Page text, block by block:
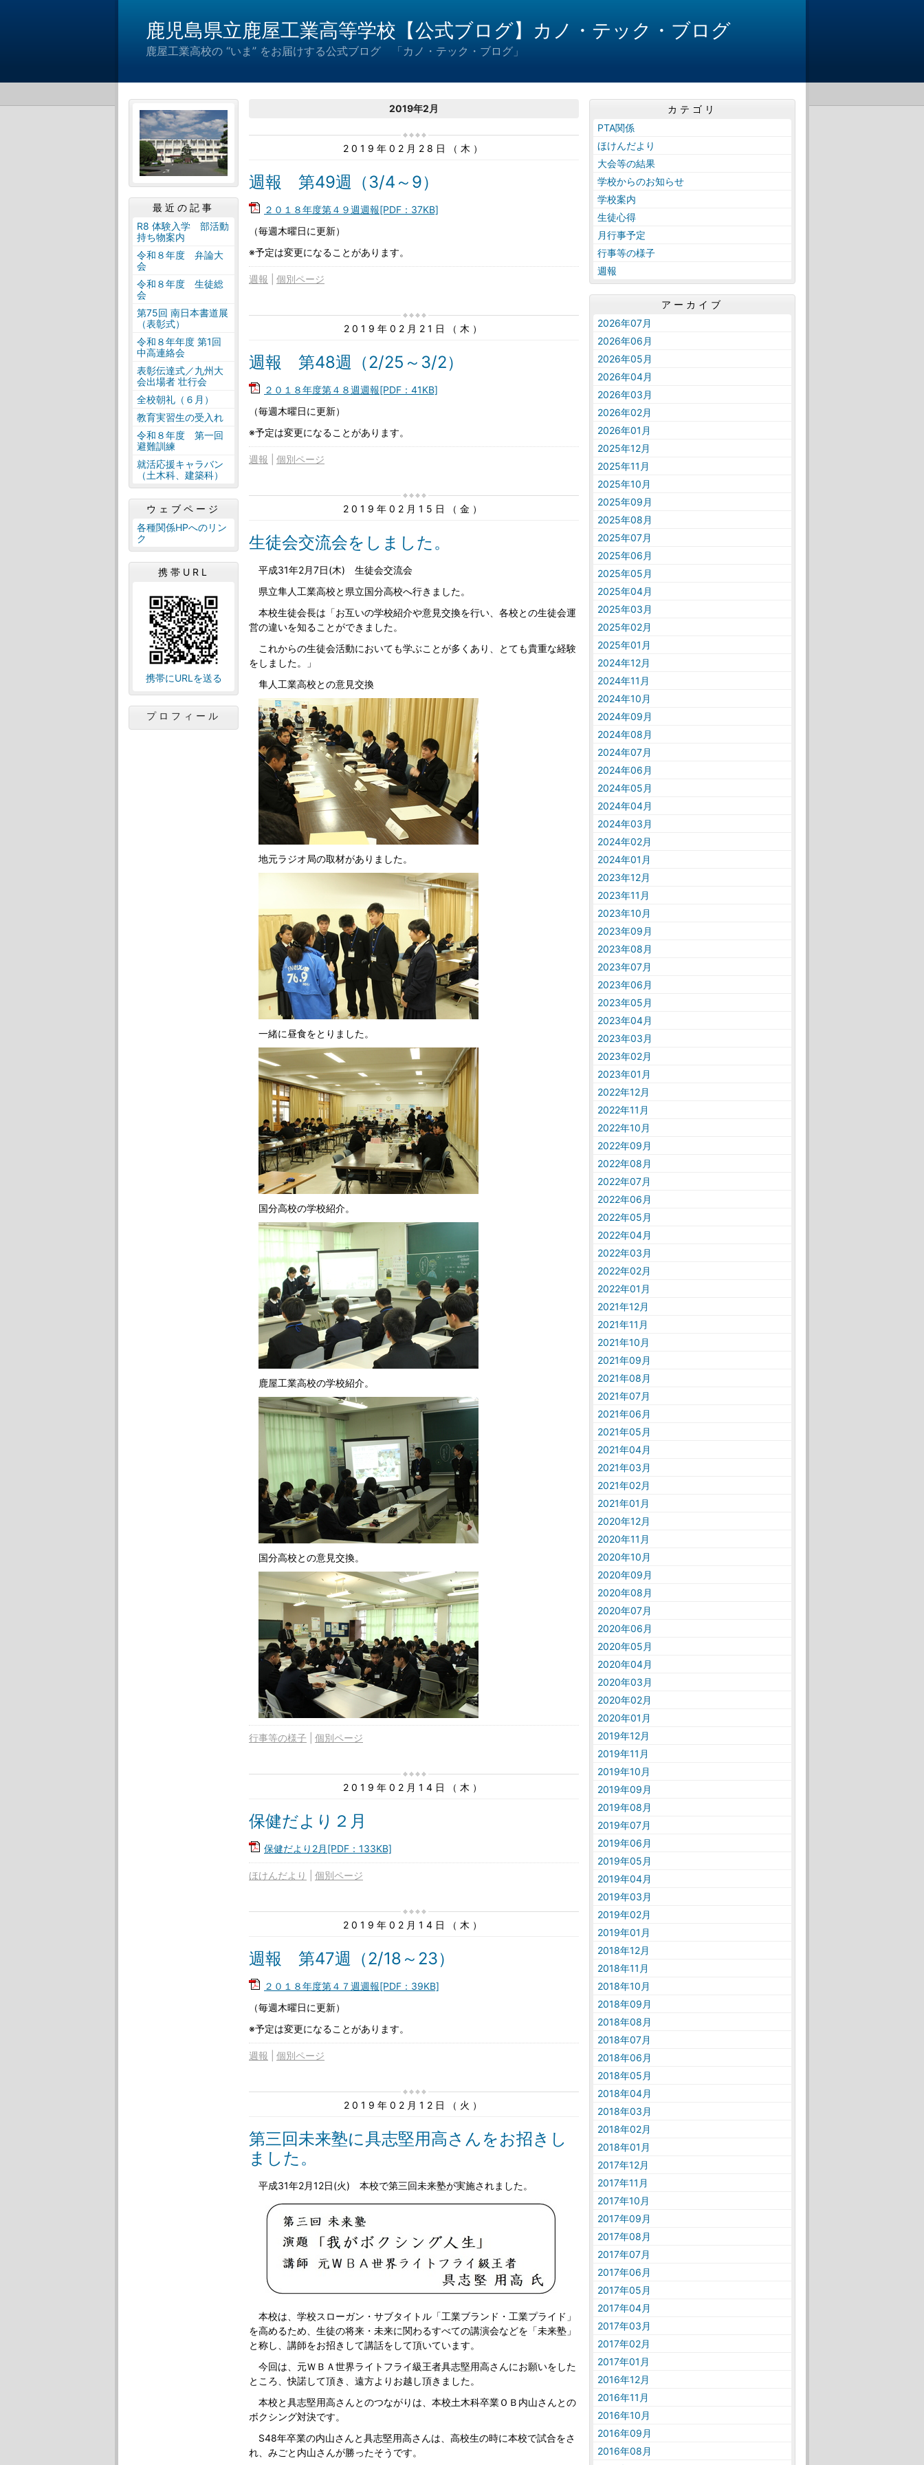
鹿児島県立鹿屋工業高等学校【公式ブログ】カノ・テック・ブログ
鹿屋工業高校の “いま” をお届けする公式ブログ 「カノ・テック・ブログ」
2019年2月
2019年02月28日（木）
週報 第49週（3/4～9）
２０１８年度第４９週週報[PDF：37KB]
（毎週木曜日に更新）
※予定は変更になることがあります。
週報 個別ページ
2019年02月21日（木）
週報 第48週（2/25～3/2）
２０１８年度第４８週週報[PDF：41KB]
（毎週木曜日に更新）
※予定は変更になることがあります。
週報 個別ページ
2019年02月15日（金）
生徒会交流会をしました。
平成31年2月7日(木) 生徒会交流会
県立隼人工業高校と県立国分高校へ行きました。
本校生徒会長は「お互いの学校紹介や意見交換を行い、各校との生徒会運
営の違いを知ることができました。
これからの生徒会活動においても学ぶことが多くあり、とても貴重な経験
をしました。」
隼人工業高校との意見交換
地元ラジオ局の取材がありました。
一緒に昼食をとりました。
国分高校の学校紹介。
鹿屋工業高校の学校紹介。
国分高校との意見交換。
行事等の様子 個別ページ
2019年02月14日（木）
保健だより２月
保健だより2月[PDF：133KB]
ほけんだより 個別ページ
2019年02月14日（木）
週報 第47週（2/18～23）
２０１８年度第４７週週報[PDF：39KB]
（毎週木曜日に更新）
※予定は変更になることがあります。
週報 個別ページ
2019年02月12日（火）
第三回未来塾に具志堅用高さんをお招きし
ました。
平成31年2月12日(火) 本校で第三回未来塾が実施されました。
本校は、学校スローガン・サブタイトル「工業ブランド・工業プライド」
を高めるため、生徒の将来・未来に関わるすべての講演会などを「未来塾」
と称し、講師をお招きして講話をして頂いています。
今回は、元ＷＢＡ世界ライトフライ級王者具志堅用高さんにお願いをした
ところ、快諾して頂き、遠方よりお越し頂きました。
本校と具志堅用高さんとのつながりは、本校土木科卒業ＯＢ内山さんとの
ボクシング対決です。
S48年卒業の内山さんと具志堅用高さんは、高校生の時に本校で試合をさ
れ、みごと内山さんが勝ったそうです。
最近の記事
R8 体験入学 部活動
持ち物案内
令和８年度 弁論大
会
令和８年度 生徒総
会
第75回 南日本書道展
（表彰式）
令和８年年度 第1回
中高連絡会
表彰伝達式／九州大
会出場者 壮行会
全校朝礼（６月）
教育実習生の受入れ
令和８年度 第一回
避難訓練
就活応援キャラバン
（土木科、建築科）
ウェブページ
各種関係HPへのリン
ク
携帯URL
携帯にURLを送る
プロフィール
カテゴリ
PTA関係
ほけんだより
大会等の結果
学校からのお知らせ
学校案内
生徒心得
月行事予定
行事等の様子
週報
アーカイブ
2026年07月
2026年06月
2026年05月
2026年04月
2026年03月
2026年02月
2026年01月
2025年12月
2025年11月
2025年10月
2025年09月
2025年08月
2025年07月
2025年06月
2025年05月
2025年04月
2025年03月
2025年02月
2025年01月
2024年12月
2024年11月
2024年10月
2024年09月
2024年08月
2024年07月
2024年06月
2024年05月
2024年04月
2024年03月
2024年02月
2024年01月
2023年12月
2023年11月
2023年10月
2023年09月
2023年08月
2023年07月
2023年06月
2023年05月
2023年04月
2023年03月
2023年02月
2023年01月
2022年12月
2022年11月
2022年10月
2022年09月
2022年08月
2022年07月
2022年06月
2022年05月
2022年04月
2022年03月
2022年02月
2022年01月
2021年12月
2021年11月
2021年10月
2021年09月
2021年08月
2021年07月
2021年06月
2021年05月
2021年04月
2021年03月
2021年02月
2021年01月
2020年12月
2020年11月
2020年10月
2020年09月
2020年08月
2020年07月
2020年06月
2020年05月
2020年04月
2020年03月
2020年02月
2020年01月
2019年12月
2019年11月
2019年10月
2019年09月
2019年08月
2019年07月
2019年06月
2019年05月
2019年04月
2019年03月
2019年02月
2019年01月
2018年12月
2018年11月
2018年10月
2018年09月
2018年08月
2018年07月
2018年06月
2018年05月
2018年04月
2018年03月
2018年02月
2018年01月
2017年12月
2017年11月
2017年10月
2017年09月
2017年08月
2017年07月
2017年06月
2017年05月
2017年04月
2017年03月
2017年02月
2017年01月
2016年12月
2016年11月
2016年10月
2016年09月
2016年08月